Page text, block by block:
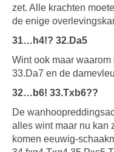
zet. Alle krachten
de enige
31…h4!? 32.Da5
Wint ook maar
33.Da7 en de
32…b6! 33.Txb6??
De
alles wint maar nu kan
komen eeuwig-